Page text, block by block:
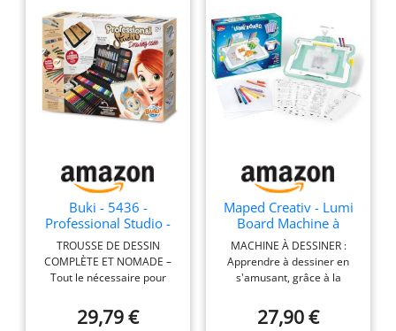
Buki - 5436 -
Professional Studio -
Trousse à Dessin, Noir
TROUSSE DE DESSIN
COMPLÈTE ET NOMADE –
Tout le nécessaire pour
peindre réuni dans une
pochette pratique avec
29,79 €
Maped Creativ - Lumi
Board Machine à
Dessiner Lumineuse -
Apprendre à dessiner
MACHINE À DESSINER :
Apprendre à dessiner en
s'amusant, grâce à la
Board avec projection
lumineuse JOUET POUR
27,90 €